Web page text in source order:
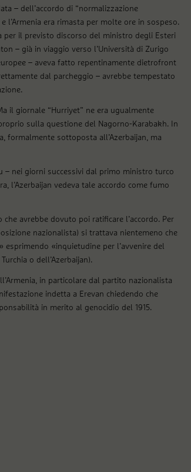
– dell’accordo di “normalizzazione
l’Armenia era rimasta per molte ore in sospeso.
per il previsto discorso del ministro degli Esteri
– già in viaggio verso l’Università di Zurigo
– aveva fatto repentinamente dietrofront
dal parcheggio – avrebbe tempestato
il giornale “Hurriyet” ne era ugualmente
sulla questione del Nagorno-Karabakh. In
formalmente sottoposta all’Azerbaijan, ma
– nei giorni successivi dal primo ministro turco
l’Azerbaijan vedeva tale accordo come fumo
avrebbe dovuto poi ratificare l’accordo. Per
nazionalista) si trattava nientemeno che
«inquietudine per l’avvenire del
o dell’Azerbaijan).
in particolare dal partito nazionalista
indetta a Erevan chiedendo che
in merito al genocidio del 1915.